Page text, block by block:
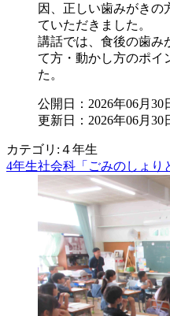
因、正しい歯みがきの
ていただきました。
講話では、食後の歯み
て方・動かし方のポイ
た。
公開日：2026年06月30
更新日：2026年06月30
カテゴリ:４年生
4年生社会科「ごみのしょり